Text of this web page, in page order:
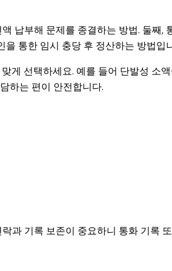
납부해 문제를 종결하는 방법. 둘째,
을 통한 임시 충당 후 정산하는 방법입
게 선택하세요. 예를 들어 단발성 소
하는 편이 안전합니다.
과 기록 보존이 중요하니 통화 기록